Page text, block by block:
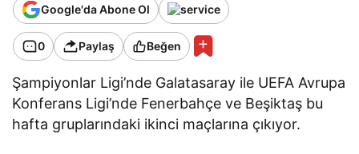
Google'da Abone Ol
0 Paylaş Beğen
Şampiyonlar Ligi’nde Galatasaray ile UEFA Avrupa
Konferans Ligi’nde Fenerbahçe ve Beşiktaş bu
hafta gruplarındaki ikinci maçlarına çıkıyor.